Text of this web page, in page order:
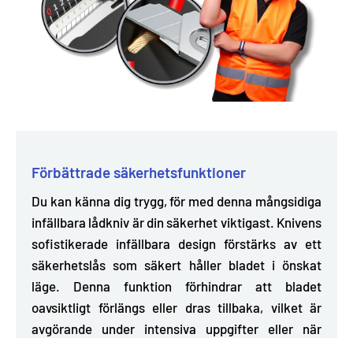
Förbättrade säkerhetsfunktioner
Du kan känna dig trygg, för med denna mångsidiga
infällbara lådkniv är din säkerhet viktigast. Knivens
sofistikerade infällbara design förstärks av ett
säkerhetslås som säkert håller bladet i önskat
läge. Denna funktion förhindrar att bladet
oavsiktligt förlängs eller dras tillbaka, vilket är
avgörande under intensiva uppgifter eller när